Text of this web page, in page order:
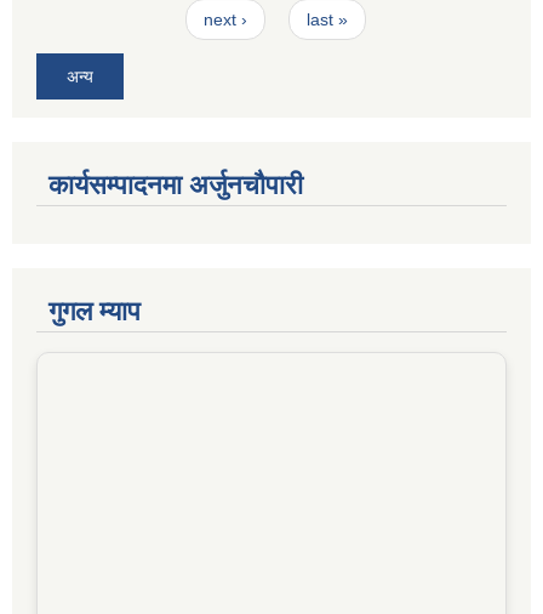
next › last »
अन्य
कार्यसम्पादनमा अर्जुनचौपारी
गुगल म्याप